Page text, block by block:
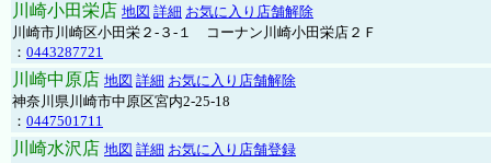
川崎小田栄店 地図 詳細 お気に入り店舗解除
川崎市川崎区小田栄２‐３‐１ コーナン川崎小田栄店２Ｆ
： 0443287721
川崎中原店 地図 詳細 お気に入り店舗解除
神奈川県川崎市中原区宮内2-25-18
： 0447501711
川崎水沢店 地図 詳細 お気に入り店舗登録